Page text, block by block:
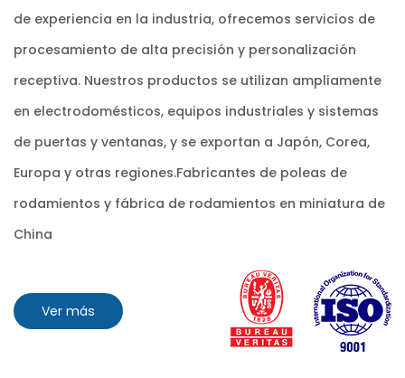
de experiencia en la industria, ofrecemos servicios de
procesamiento de alta precisión y personalización
receptiva. Nuestros productos se utilizan ampliamente
en electrodomésticos, equipos industriales y sistemas
de puertas y ventanas, y se exportan a Japón, Corea,
Europa y otras regiones.Fabricantes de poleas de
rodamientos y fábrica de rodamientos en miniatura de
China
Ver más